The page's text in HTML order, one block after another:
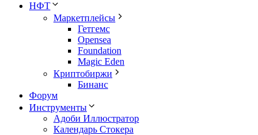
НФТ
Маркетплейсы
Гетгемс
Opensea
Foundation
Magic Eden
Криптобиржи
Бинанс
Форум
Инструменты
Адоби Иллюстратор
Календарь Стокера